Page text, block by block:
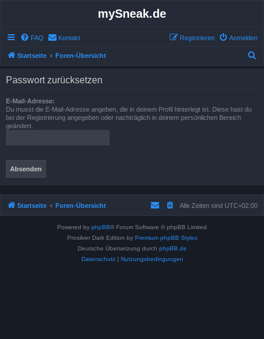
mySneak.de
FAQ Kontakt Anmelden
Registrieren
Startseite Foren-Übersicht
Passwort zurücksetzen
E-Mail-Adresse:
Du musst die E-Mail-Adresse angeben, die in deinem Profil hinterlegt ist. Diese hast du
bei der Registrierung angegeben oder nachträglich in deinem persönlichen Bereich
geändert.
Startseite Foren-Übersicht Alle Zeiten sind UTC+02:00
Powered by phpBB® Forum Software © phpBB Limited
Prosilver Dark Edition by Premium phpBB Styles
Deutsche Übersetzung durch phpBB.de
Datenschutz| Nutzungsbedingungen